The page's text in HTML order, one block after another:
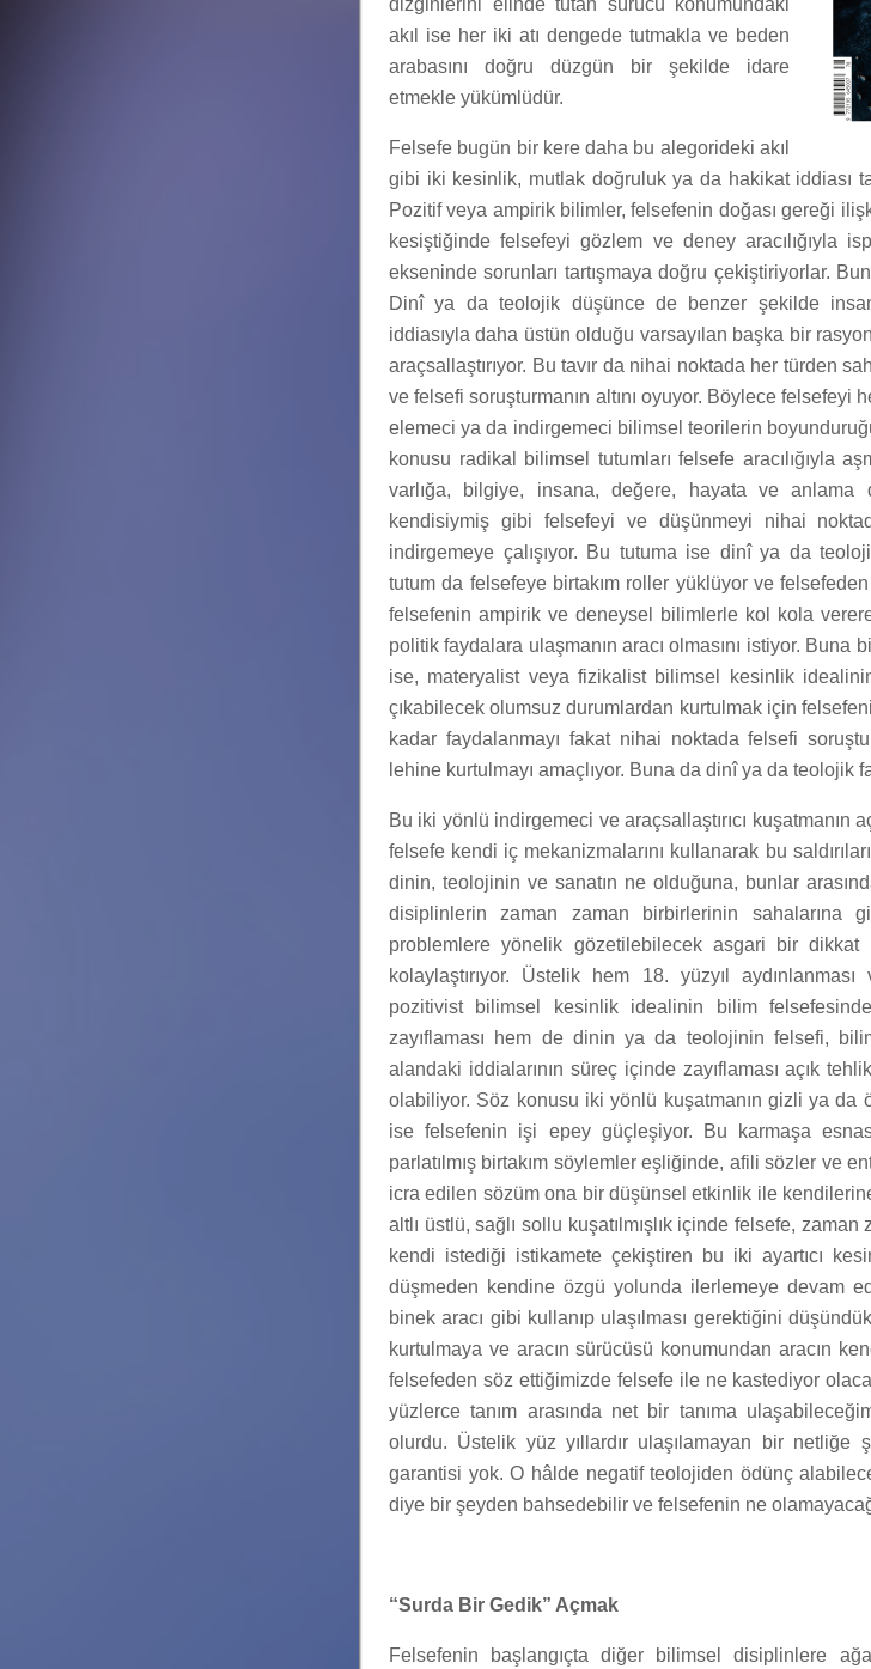
dizginlerini elinde tutan sürücü konumundaki
akıl ise her iki atı dengede tutmakla ve beden
arabasını doğru düzgün bir şekilde idare
etmekle yükümlüdür.
Felsefe bugün bir kere daha bu alegorideki akıl
gibi iki kesinlik, mutlak doğruluk ya da hakikat iddiası
Pozitif veya ampirik bilimler, felsefenin doğası gereği
kesiştiğinde felsefeyi gözlem ve deney aracılığıyla
ekseninde sorunları tartışmaya doğru çekiştiriyorlar.
Dinî ya da teolojik düşünce de benzer şekilde
iddiasıyla daha üstün olduğu varsayılan başka bir
araçsallaştırıyor. Bu tavır da nihai noktada her türden
ve felsefi soruşturmanın altını oyuyor. Böylece felsefeyi
elemeci ya da indirgemeci bilimsel teorilerin
konusu radikal bilimsel tutumları felsefe aracılığıyla
varlığa, bilgiye, insana, değere, hayata ve anlama
kendisiymiş gibi felsefeyi ve düşünmeyi nihai
indirgemeye çalışıyor. Bu tutuma ise dinî ya da
tutum da felsefeye birtakım roller yüklüyor ve
felsefenin ampirik ve deneysel bilimlerle kol kola
politik faydalara ulaşmanın aracı olmasını istiyor. Buna
ise, materyalist veya fizikalist bilimsel kesinlik
çıkabilecek olumsuz durumlardan kurtulmak için
kadar faydalanmayı fakat nihai noktada felsefi
lehine kurtulmayı amaçlıyor. Buna da dinî ya da teolojik
Bu iki yönlü indirgemeci ve araçsallaştırıcı kuşatmanın
felsefe kendi iç mekanizmalarını kullanarak bu
dinin, teolojinin ve sanatın ne olduğuna, bunlar
disiplinlerin zaman zaman birbirlerinin sahalarına
problemlere yönelik gözetilebilecek asgari bir
kolaylaştırıyor. Üstelik hem 18. yüzyıl
pozitivist bilimsel kesinlik idealinin bilim
zayıflaması hem de dinin ya da teolojinin felsefi,
alandaki iddialarının süreç içinde zayıflaması açık
olabiliyor. Söz konusu iki yönlü kuşatmanın gizli ya da
ise felsefenin işi epey güçleşiyor. Bu karmaşa
parlatılmış birtakım söylemler eşliğinde, afili sözler ve
icra edilen sözüm ona bir düşünsel etkinlik ile
altlı üstlü, sağlı sollu kuşatılmışlık içinde felsefe,
kendi istediği istikamete çekiştiren bu iki ayartıcı
düşmeden kendine özgü yolunda ilerlemeye devam
binek aracı gibi kullanıp ulaşılması gerektiğini
kurtulmaya ve aracın sürücüsü konumundan aracın
felsefeden söz ettiğimizde felsefe ile ne kastediyor
yüzlerce tanım arasında net bir tanıma
olurdu. Üstelik yüz yıllardır ulaşılamayan bir netliğe
garantisi yok. O hâlde negatif teolojiden ödünç
diye bir şeyden bahsedebilir ve felsefenin ne
“Surda Bir Gedik” Açmak
Felsefenin başlangıçta diğer bilimsel disiplinlere